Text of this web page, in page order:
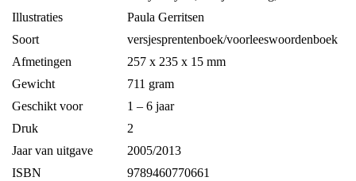
Illustraties
Paula Gerritsen
Soort
versjesprentenboek/voorleeswoordenboek
Afmetingen
257 x 235 x 15 mm
Gewicht
711 gram
Geschikt voor
1 – 6 jaar
Druk
2
Jaar van uitgave
2005/2013
ISBN
9789460770661